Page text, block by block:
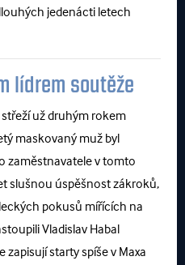
jedenácti letech
lídrem soutěže
už druhým rokem
maskovaný muž byl
zaměstnavatele v tomto
slušnou úspěšnost zákroků,
pokusů mířících na
Vladislav Habal
zapisují starty spíše v Maxa